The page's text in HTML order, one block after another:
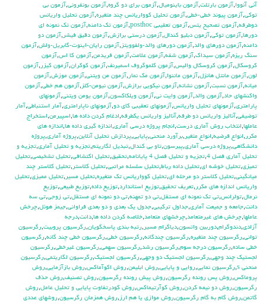
آني آنووا,آزمون بارتلت,آزمون باينوميال,آزمون براي دو گروه,آزمون بونفروني,آزمون بي
توكي,آزمون پيوند خطي-خطي,آزمون تحليل كوواريانس چند متغيره,آزمون تحليل واريانس
دوطرفه,آزمون تصحيح يتس,آزمون تعقيبي posthoc ,آزمون تك دامنه,آزمون تك نمونه اي
دورها,آزمون توكي,آزمون دبليو كندال,آزمون درستي برازش,آزمون دقيق فيشر ,آزمون دو
دامنه,آزمون دورهاي والد,آزمون دورهاي والد-ولفوويتز ,آزمون رايان-اينوت-گابريل-ولش,آزمون
سنگ ريزه,آزمون سيداك,آزمون شفه,آزمون علامت,آزمون فريدمن,آزمون كا اس,آزمون
كروسكال,آزمون كروسكال واليس,آزمون كلموگروف اسميرنف,آزمون كوكران,آزمون كيزر ,آزمون
لون,آزمون مانتل هانزل,آزمون ماننوا,آزمون مك نمار ,آزمون من ويتني,آزمون موزش,آزمون
ميانه,آزمون نسبت,آزمون نشانه,آزمون نيكويي برازش,آزمون نيومن-كلز ,آزمون هم خطي,آزمون
واكنشهاي حاد,آزمون والد,آزمون وايت ني,آزمون ويلكاكسون,آزمون يومن ويتني,آزمونهاي
پارامتري,آزمونهاي تحليل واريانس,آزمونهاي تعقيبي كاي دو,آزمونهاي ناپارامتري,آمار استنباطي,آمار
توضيفي,آناليز واريانس دو طرفه,آناليز واريانس يکطرفه,ادغام كردن داده ها,اسپيرمن,استخراج
عاملها,انتخاب روش آماري درست,انجام پروژه درسي آماري,اندازه گيري داده ها,اندازه هاي
مكرر ,انواع فرضيه,انواع متغير ,برآورد منحني,پايايي,پردازش تحليل آنلاين,پروژه آماري,پروژه
دانشگاهي,پروژه درسي آماري,پيرسون,تاو بي کندال,تبديل لگاريتم,تجزيه و تحليل آماري,تجزيه و
تحليل آماري فصل 4
,تجزيه و تحليل فصل 4 پايانامه ,تحقيق,تحليل اكتشافي,تحليل تشخيصي,تحليل
تميزي,تحليل خوشه اي,تحليل داده رباط,تحليل سلسله مراتبي,تحليل كلاستر ,تحليل كلاستر چند
ميانگيني,تحليل كلاستر دو مرحله اي,تحليل كوواريانس تك متغيره,تحليل مسير ,تحليل مميزي,تحليل
واريانس اندازه هاي مكرر ,تعريف تحقيق,توزيع استاندارد,توزيع داده,توزيع طبيعي,توزيع
نرمال,تولرانس,تي تک نمونه اي مستقل,تي دو تمهنه,تي دو نمونه اي مستقل,تي زوجي,تي سه
دانت,جامعه و جميعت آماري,جداول تركيبي,جدول يك بعدي و دو بعدي فراواني,جيمز هوئل,چرخش
عاملها,چرخش هاي غيرمتعامد,چرخشهاي متعامد,خلاصه كردن داده ها,دانت,درجه
آزادي,دندوگرام,دوربين واتسون,دياگرام مسير ,رتبه بندي پاسخگويان,رگرسيون پروبيت,رگرسيون
تواني,رگرسيون چند متغيره,رگرسيون چندگانه,رگرسيون خطي,رگرسيون خطي چند گانه,رگرسيون
خطي ساده,رگرسيون درجه سوم,رگرسيون رشد,رگرسيون سهمي,رگرسيون غيرخطي,رگرسيون
لجستيك چند وجهي,رگرسيون لجستيك دو وجهي,رگرسيون لجستيک,رگرسيون لگاريتمي,رگرسيون
منحني s
,رگرسيون نمايي,روايي و پايايي,روش ابليمن,روش اكوآماكس,روش بازآزمايي,روش
پروماكس,روش پس رونده رگرسيون,روش پيش رونده رگرسيون,روش تصنيف,روش حذف
رگرسيون,روش دو نيمه كردن,روش كوآرتيماكس,روش كودرتفاوت پايايي و تحليل عامل,روش
گاتمن,روش گام به گام رگرسيون,روش موازي يا هم ارز ,روش همزمان رگرسيون,روشهاي عددي